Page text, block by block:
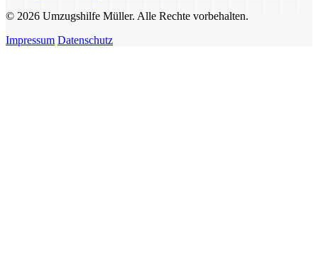
© 2026 Umzugshilfe Müller. Alle Rechte vorbehalten.
Impressum Datenschutz